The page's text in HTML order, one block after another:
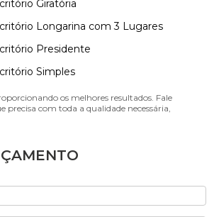
Giratória
Longarina com 3 Lugares
Presidente
Simples
os melhores resultados. Fale
precisa com toda a qualidade necessária,